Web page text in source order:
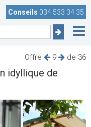
Conseils 034 533 34 35
Offre 9 de 36
idyllique de